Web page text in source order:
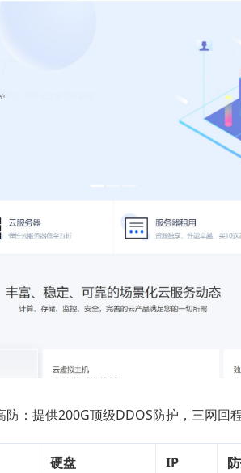
防：提供200G顶级DDOS防护，三网回
硬盘 IP